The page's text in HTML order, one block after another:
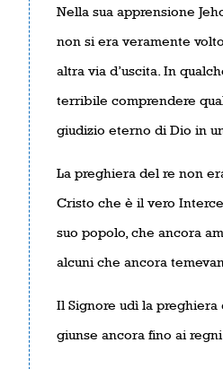
Nella sua apprensione
non si era veramente
altra via d’uscita. In
terribile comprendere
giudizio eterno di Dio in
La preghiera del re non
Cristo che è il vero
suo popolo, che ancora
alcuni che ancora
Il Signore udì la preghiera
giunse ancora fino ai